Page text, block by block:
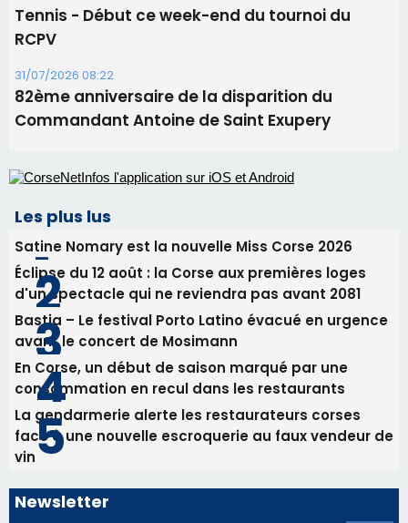
Alata - Soirée Tango Argentin au stade de San
Benedetto
05/08/2026 09:53
Biguglia : messe de la Sainte-Marie et
procession le 14 août
Tennis - Début ce week-end du tournoi du
RCPV
31/07/2026 08:22
82ème anniversaire de la disparition du
Commandant Antoine de Saint Exupery
Les plus lus
Satine Nomary est la nouvelle Miss Corse 2026
Éclipse du 12 août : la Corse aux premières loges
d'un spectacle qui ne reviendra pas avant 2081
Bastia – Le festival Porto Latino évacué en urgence
avant le concert de Mosimann